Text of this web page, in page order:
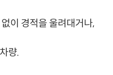
이 경적을 울려대거나,
량.